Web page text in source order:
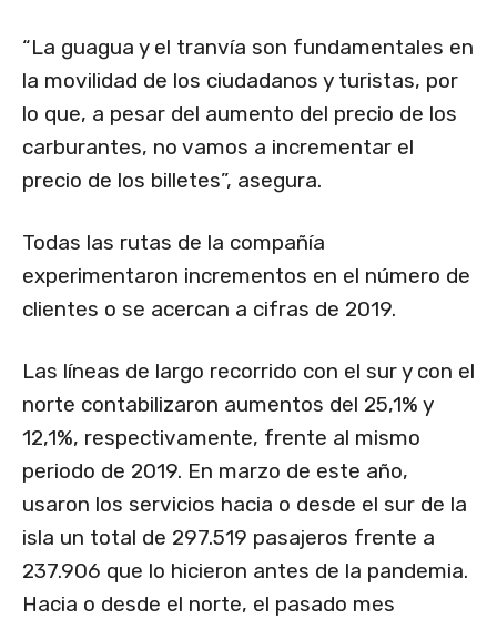
“La guagua y el tranvía son fundamentales en
la movilidad de los ciudadanos y turistas, por
lo que, a pesar del aumento del precio de los
carburantes, no vamos a incrementar el
precio de los billetes”, asegura.
Todas las rutas de la compañía
experimentaron incrementos en el número de
clientes o se acercan a cifras de 2019.
Las líneas de largo recorrido con el sur y con el
norte contabilizaron aumentos del 25,1% y
12,1%, respectivamente, frente al mismo
periodo de 2019. En marzo de este año,
usaron los servicios hacia o desde el sur de la
isla un total de 297.519 pasajeros frente a
237.906 que lo hicieron antes de la pandemia.
Hacia o desde el norte, el pasado mes